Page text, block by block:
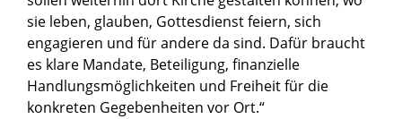
sie leben, glauben, Gottesdienst feiern, sich
engagieren und für andere da sind. Dafür braucht
es klare Mandate, Beteiligung, finanzielle
Handlungsmöglichkeiten und Freiheit für die
konkreten Gegebenheiten vor Ort.“